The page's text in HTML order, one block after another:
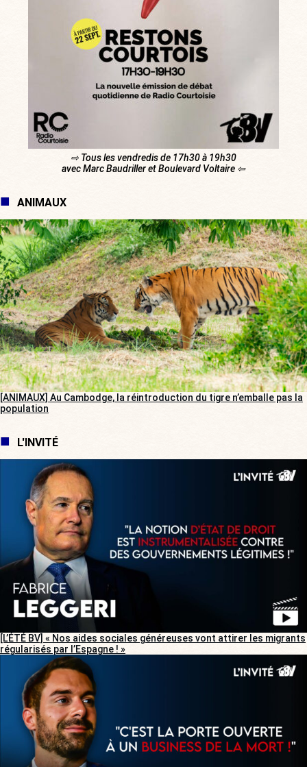
⇨ Tous les vendredis de 17h30 à 19h30
avec Marc Baudriller et Boulevard Voltaire ⇦
ANIMAUX
[ANIMAUX] Au Cambodge, la réintroduction du tigre n’emballe pas la
population
L'INVITÉ
[L’ÉTÉ BV] « Nos aides sociales généreuses vont attirer les migrants
régularisés par l’Espagne ! »